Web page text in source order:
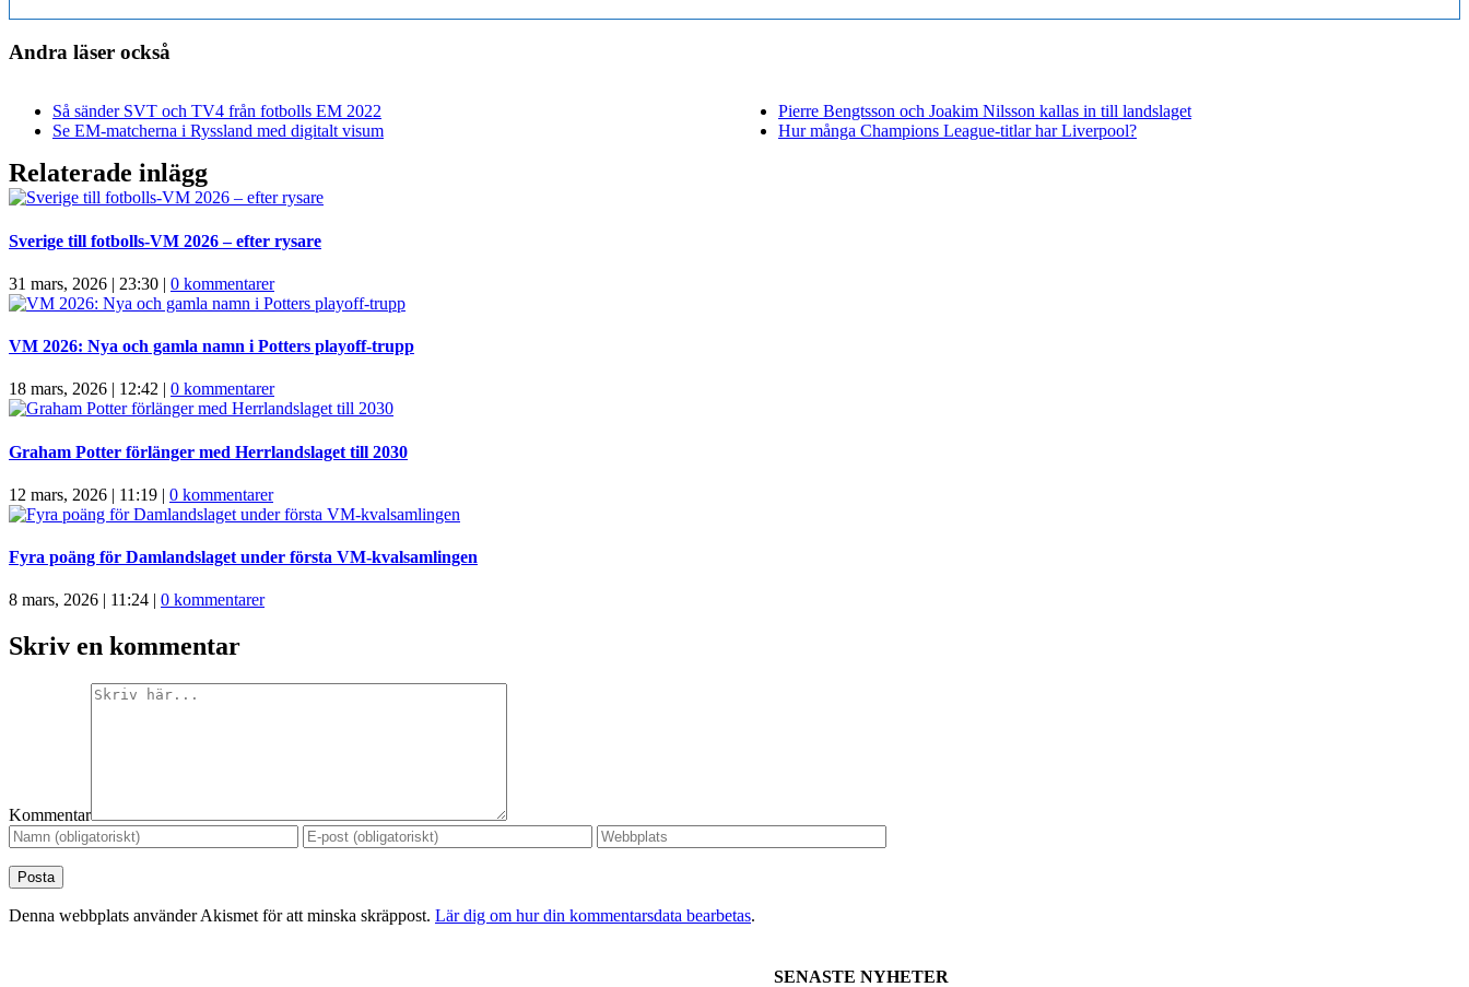
Andra läser också
Så sänder SVT och TV4 från fotbolls EM 2022
Se EM-matcherna i Ryssland med digitalt visum
Pierre Bengtsson och Joakim Nilsson kallas in till landslaget
Hur många Champions League-titlar har Liverpool?
Relaterade inlägg
Sverige till fotbolls-VM 2026 – efter rysare
31 mars, 2026 | 23:30 | 0 kommentarer
VM 2026: Nya och gamla namn i Potters playoff-trupp
18 mars, 2026 | 12:42 | 0 kommentarer
Graham Potter förlänger med Herrlandslaget till 2030
12 mars, 2026 | 11:19 | 0 kommentarer
Fyra poäng för Damlandslaget under första VM-kvalsamlingen
8 mars, 2026 | 11:24 | 0 kommentarer
Skriv en kommentar
Kommentar
Denna webbplats använder Akismet för att minska skräppost. Lär dig om hur din kommentarsdata bearbetas.
SENASTE NYHETER